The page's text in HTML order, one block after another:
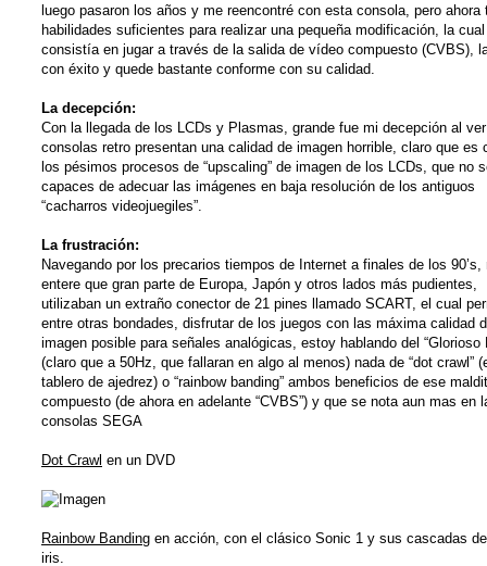
luego pasaron los años y me reencontré con esta consola, pero ahora
habilidades suficientes para realizar una pequeña modificación, la cual
consistía en jugar a través de la salida de vídeo compuesto (CVBS),
con éxito y quede bastante conforme con su calidad.
La decepción:
Con la llegada de los LCDs y Plasmas, grande fue mi decepción al
consolas retro presentan una calidad de imagen horrible, claro que es
los pésimos procesos de “upscaling” de imagen de los LCDs, que no
capaces de adecuar las imágenes en baja resolución de los antiguos
“cacharros videojuegiles”.
La frustración:
Navegando por los precarios tiempos de Internet a finales de los 90’s,
entere que gran parte de Europa, Japón y otros lados más pudientes,
utilizaban un extraño conector de 21 pines llamado SCART, el cual
entre otras bondades, disfrutar de los juegos con las máxima calidad
imagen posible para señales analógicas, estoy hablando del “Glorioso
(claro que a 50Hz, que fallaran en algo al menos) nada de “dot crawl”
tablero de ajedrez) o “rainbow banding” ambos beneficios de ese
compuesto (de ahora en adelante “CVBS”) y que se nota aun mas en
consolas SEGA
Dot Crawl en un DVD
Rainbow Banding en acción, con el clásico Sonic 1 y sus cascadas
iris.